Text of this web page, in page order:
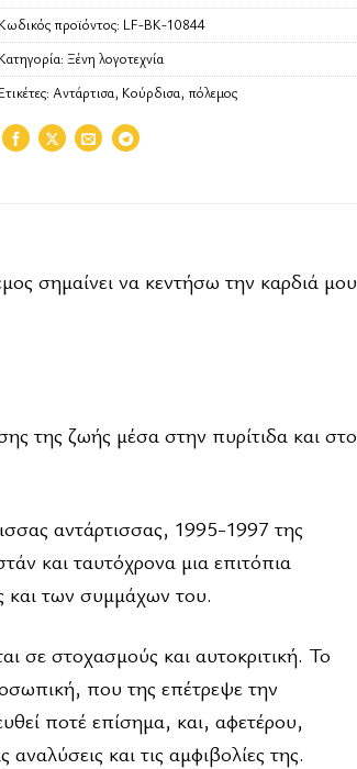
Κωδικός προϊόντος: LF-BK-10844
Κατηγορία: Ξένη λογοτεχνία
Ετικέτες: Αντάρτισα, Κούρδισα, πόλεμος
σημαίνει να κεντήσω την καρδιά μου
της ζωής μέσα στην πυρίτιδα και στο
αντάρτισσας, 1995-1997 της
και ταυτόχρονα μια επιτόπια
και των συμμάχων του.
σε στοχασμούς και αυτοκριτική. Το
που της επέτρεψε την
ποτέ επίσημα, και, αφετέρου,
και τις αμφιβολίες της.